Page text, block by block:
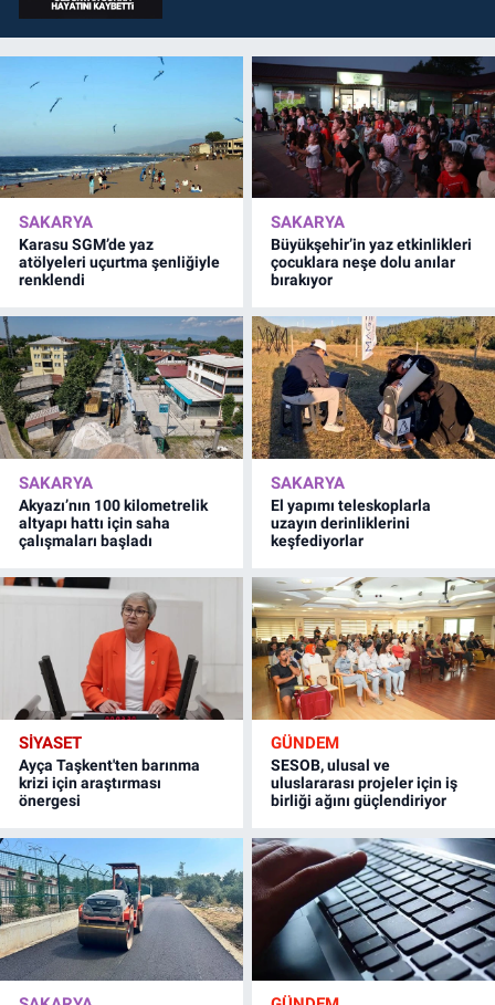
SAKARYA
Karasu SGM’de yaz
atölyeleri uçurtma şenliğiyle
renklendi
SAKARYA
Büyükşehir’in yaz etkinlikleri
çocuklara neşe dolu anılar
bırakıyor
SAKARYA
Akyazı’nın 100 kilometrelik
altyapı hattı için saha
çalışmaları başladı
SAKARYA
El yapımı teleskoplarla
uzayın derinliklerini
keşfediyorlar
SİYASET
Ayça Taşkent'ten barınma
krizi için araştırması
önergesi
GÜNDEM
SESOB, ulusal ve
uluslararası projeler için iş
birliği ağını güçlendiriyor